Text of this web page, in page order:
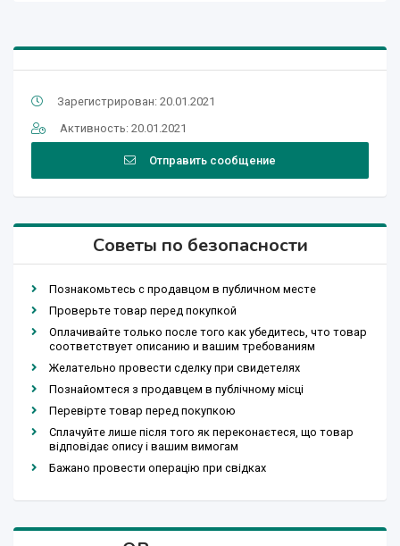
Зарегистрирован: 20.01.2021
Активность: 20.01.2021
Отправить сообщение
Советы по безопасности
Познакомьтесь с продавцом в публичном месте
Проверьте товар перед покупкой
Оплачивайте только после того как убедитесь, что товар
соответствует описанию и вашим требованиям
Желательно провести сделку при свидетелях
Познайомтеся з продавцем в публічному місці
Перевірте товар перед покупкою
Сплачуйте лише після того як переконаєтеся, що товар
відповідає опису і вашим вимогам
Бажано провести операцію при свідках